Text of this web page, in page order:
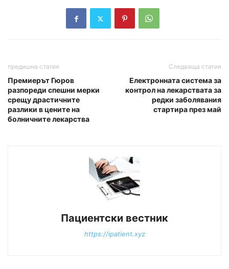
предишна статия
Премиерът Гюров
разпореди спешни мерки
срещу драстичните
разлики в цените на
болничните лекарства
Следваща статия
Електронната система за
контрол на лекарствата за
редки заболявания
стартира през май
Пациентски вестник
https://ipatient.xyz